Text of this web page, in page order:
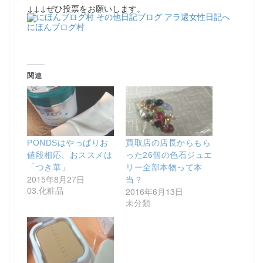
↓↓↓ぜひ投票をお願いします。
にほんブログ村
関連
PONDSはやっぱりお
値段相応、おススメは
「つき華」
2015年8月27日
03.化粧品
買取店の店長からもら
った26個の色石ジュエ
リー全部本物って本
当？
2016年6月13日
未分類